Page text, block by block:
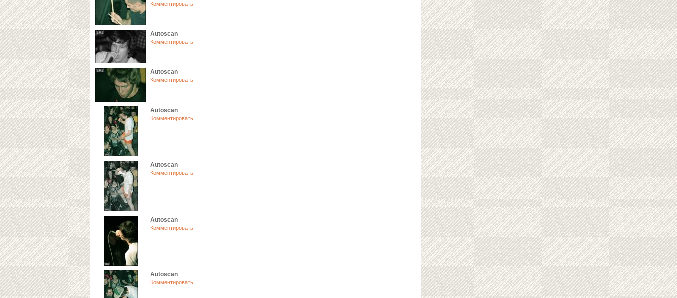
Комментировать
Autoscan
Комментировать
Autoscan
Комментировать
Autoscan
Комментировать
Autoscan
Комментировать
Autoscan
Комментировать
Autoscan
Комментировать